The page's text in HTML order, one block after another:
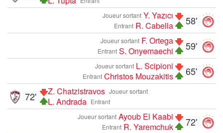
58'
Joueur sortant Y. Yazıcı
Entrant R. Cabella
59'
Joueur sortant F. Ortega
Entrant S. Onyemaechi
65'
Joueur sortant L. Scipioni
Entrant Christos Mouzakitis
Joueur sortant
Z. Chatzistravos
Entrant
L. Andrada
72'
72'
Joueur sortant Ayoub El Kaabi
Entrant R. Yaremchuk